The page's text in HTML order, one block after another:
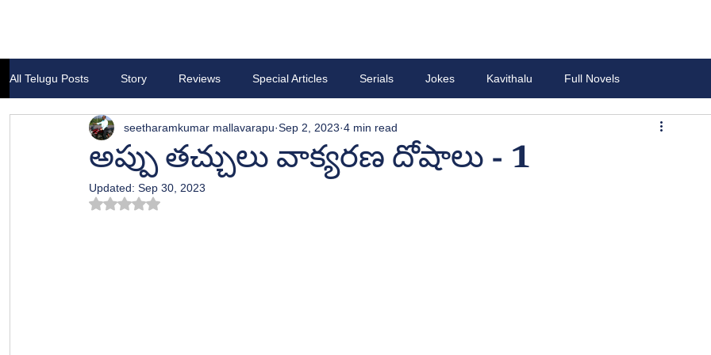
All Telugu Posts Story Reviews Special Articles Serials Jokes Kavithalu Full Novels
అప్పు తచ్చులు వాక్యరణ దోషాలు - 1
seetharamkumar mallavarapu Sep 2, 2023 4 min read
Updated: Sep 30, 2023
Rated NaN out of 5 stars.